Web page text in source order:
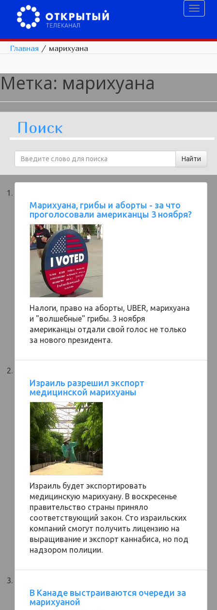
Главная / марихуана
Метка: марихуана
Поиск
Марихуана, грибы и аборты - за что
проголосовали американцы 3 ноября?
Налоги, право на аборты, UBER, марихуана
и "волшебные" грибы. 3 ноября
американцы отдали свой голос не только
за нового президента.
Израиль разрешил экспорт
медицинской марихуаны
Израиль будет экспортировать
медицинскую марихуану. В воскресенье
правительство страны приняло
соответствующий закон. Сто израильских
компаний смогут получить лицензию на
выращивание и экспорт каннабиса, но под
надзором полиции.
В Канаде выстраиваются очереди за
марихуаной